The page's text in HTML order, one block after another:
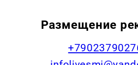
Размещение